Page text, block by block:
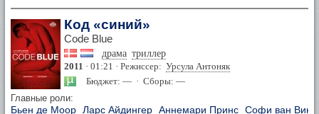
Код «синий»
Code Blue
драма триллер
2011 · 01:21 · Режиссер: Урсула Антоняк
Бюджет: — · Сборы: —
Главные роли:
Бьен де Моор Ларс Айдингер Аннемари Принс Софи ван